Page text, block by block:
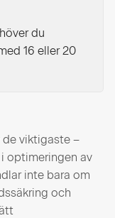
du
16 eller 20
de viktigaste –
optimeringen av
inte bara om
och